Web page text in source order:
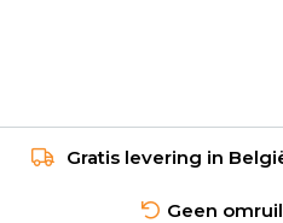
Gratis levering in
Geen